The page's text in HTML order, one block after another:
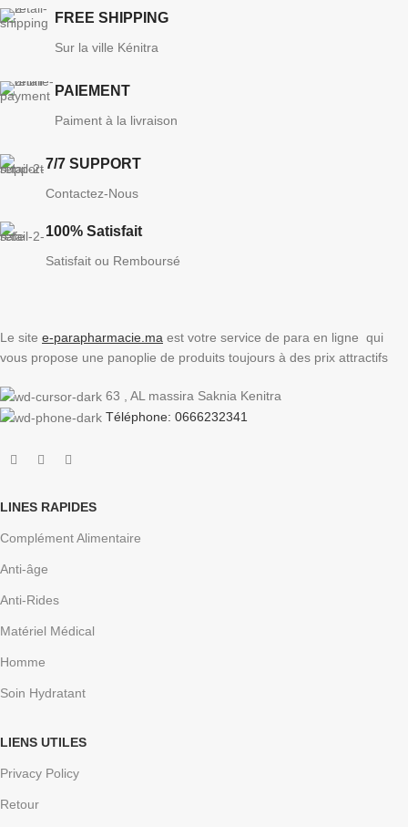
FREE SHIPPING
Sur la ville Kénitra
PAIEMENT
Paiment à la livraison
7/7 SUPPORT
Contactez-Nous
100% Satisfait
Satisfait ou Remboursé
Le site e-parapharmacie.ma est votre service de para en ligne qui
vous propose une panoplie de produits toujours à des prix attractifs
63 , AL massira Saknia Kenitra
Téléphone: 0666232341
LINES RAPIDES
Complément Alimentaire
Anti-âge
Anti-Rides
Matériel Médical
Homme
Soin Hydratant
LIENS UTILES
Privacy Policy
Retour